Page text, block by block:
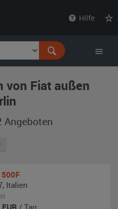
Hilfe
von Fiat außen
Angeboten
500F
, Italien
EUR / Tag